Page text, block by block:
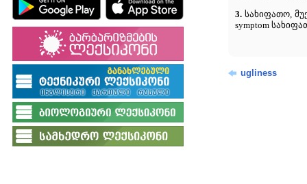
3.სახიფათო,
symptom
ugliness